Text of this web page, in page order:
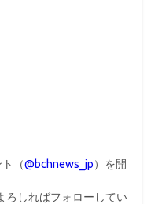
ト（@bchnews_jp）を開
ろしればフォローしてい